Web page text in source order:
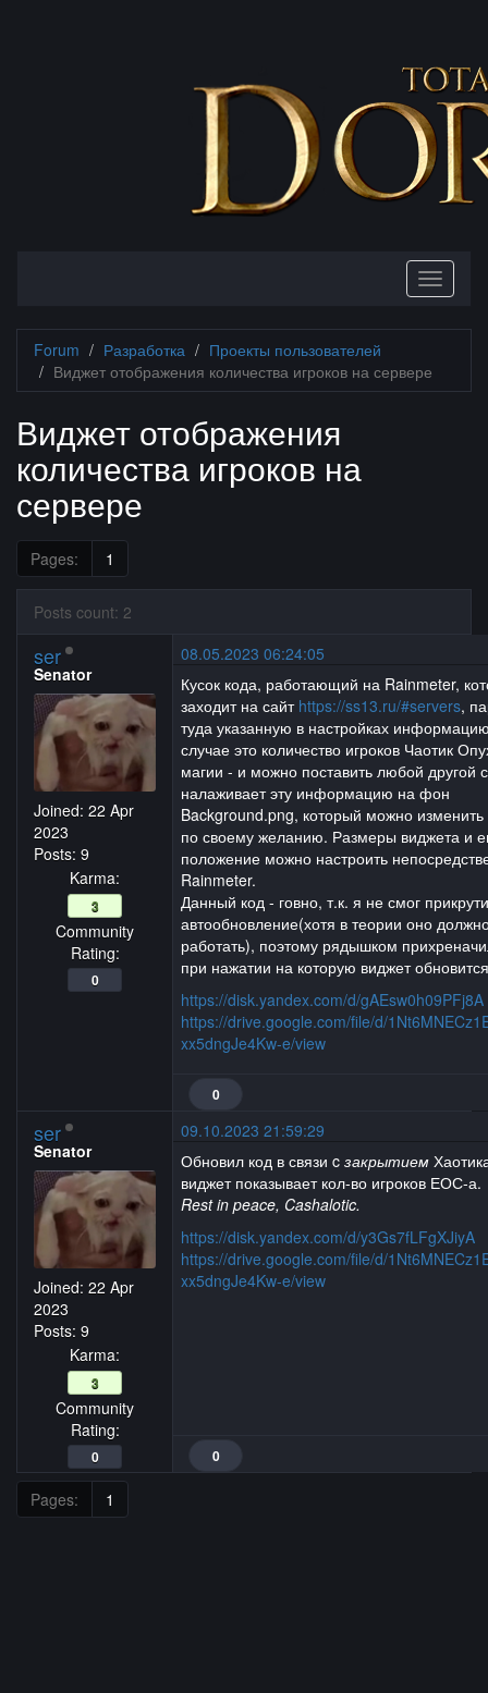
Toggle
Forum Разработка
Проекты пользователей
Виджет отображения количества игроков на сервере
Виджет отображения
количества игроков на
сервере
Pages: 1
Posts count: 2
ser
Senator
Joined: 22 Apr
2023
Posts: 9
Karma:
3
Community
Rating:
0
08.05.2023 06:24:05
Кусок кода, работающий на Rainmeter,
заходит на сайт https://ss13.ru/#servers,
туда указанную в настройках
случае это количество игроков Чаотик
магии - и можно поставить любой другой
налаживает эту информацию на фон
Background.png, который можно
по своему желанию. Размеры виджета и
положение можно настроить
Rainmeter.
Данный код - говно, т.к. я не смог
автообновление(хотя в теории оно
работать), поэтому рядышком
при нажатии на которую виджет
https://disk.yandex.com/d/gAEsw0h09PFj8A
https://drive.google.com/file/d/
xx5dngJe4Kw-e/view
0
ser
Senator
Joined: 22 Apr
2023
Posts: 9
Karma:
3
Community
Rating:
0
09.10.2023 21:59:29
Обновил код в связи c закрытием
виджет показывает кол-во игроков ЕОС-а.
Rest in peace, Cashalotic.
https://disk.yandex.com/d/y3Gs7fLFgXJiyA
https://drive.google.com/file/d/
xx5dngJe4Kw-e/view
0
Pages: 1